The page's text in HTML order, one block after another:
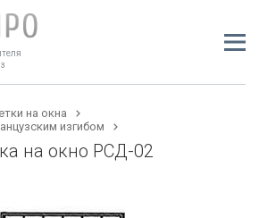
на окна
изгибом
на окно РСД-02